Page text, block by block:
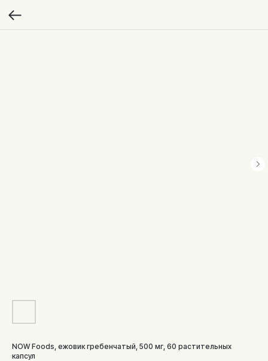
NOW Foods, ежовик гребенчатый, 500 мг, 60 растительных
капсул